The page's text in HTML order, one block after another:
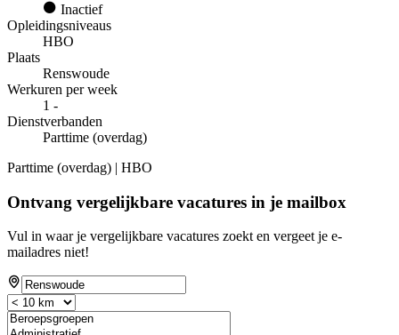
Inactief
Opleidingsniveaus
HBO
Plaats
Renswoude
Werkuren per week
1 -
Dienstverbanden
Parttime (overdag)
Parttime (overdag) | HBO
Ontvang vergelijkbare vacatures in je mailbox
Vul in waar je vergelijkbare vacatures zoekt en vergeet je e-
mailadres niet!